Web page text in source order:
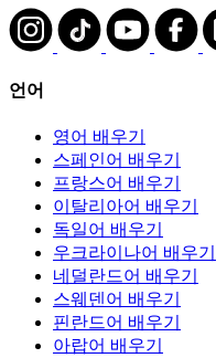
언어
영어 배우기
스페인어 배우기
프랑스어 배우기
이탈리아어 배우기
독일어 배우기
우크라이나어 배우기
네덜란드어 배우기
스웨덴어 배우기
핀란드어 배우기
아랍어 배우기